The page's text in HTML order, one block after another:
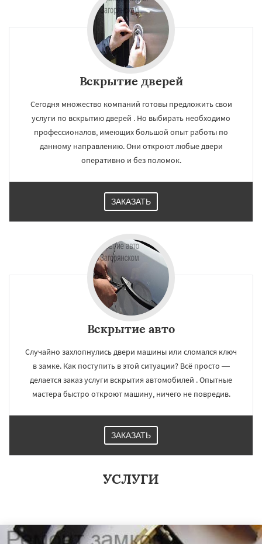
Вскрытие дверей
Сегодня множество компаний готовы предложить свои
услуги по вскрытию дверей . Но выбирать необходимо
профессионалов, имеющих большой опыт работы по
данному направлению. Они откроют любые двери
оперативно и без поломок.
ЗАКАЗАТЬ
Вскрытие авто
Случайно захлопнулись двери машины или сломался ключ
в замке. Как поступить в этой ситуации? Всё просто —
делается заказ услуги вскрытия автомобилей . Опытные
мастера быстро откроют машину, ничего не повредив.
ЗАКАЗАТЬ
УСЛУГИ